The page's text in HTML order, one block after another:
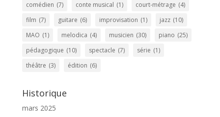
comédien (7) conte musical (1) court-métrage (4)
film (7) guitare (6) improvisation (1) jazz (10)
MAO (1) melodica (4) musicien (30) piano (25)
pédagogique (10) spectacle (7) série (1)
théâtre (3) édition (6)
Historique
mars 2025